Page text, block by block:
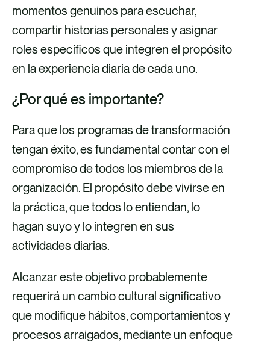
momentos genuinos para escuchar,
compartir historias personales y asignar
roles específicos que integren el propósito
en la experiencia diaria de cada uno.
¿Por qué es importante?
Para que los programas de transformación
tengan éxito, es fundamental contar con el
compromiso de todos los miembros de la
organización. El propósito debe vivirse en
la práctica, que todos lo entiendan, lo
hagan suyo y lo integren en sus
actividades diarias.
Alcanzar este objetivo probablemente
requerirá un cambio cultural significativo
que modifique hábitos, comportamientos y
procesos arraigados, mediante un enfoque